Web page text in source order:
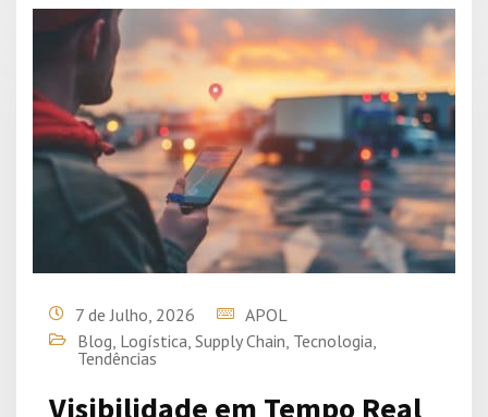
7 de Julho, 2026
APOL
Blog Logística Supply Chain Tecnologia
Tendências
Visibilidade em Tempo Real